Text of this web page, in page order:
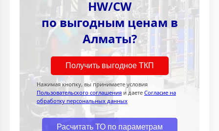
HW/CW
по выгодным ценам в
Алматы?
Получить выгодное ТКП
Нажимая кнопку, вы принимаете условия
Пользовательского соглашения и даете Согласие на
обработку персональных данных
Расчитать ТО по параметрам